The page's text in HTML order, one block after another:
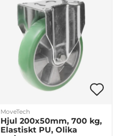
MoveTech
Hjul 200x50mm, 700 kg,
Elastiskt PU, Olika